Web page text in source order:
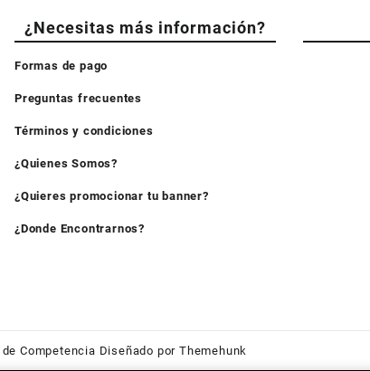
¿Necesitas más información?
Formas de pago
Preguntas frecuentes
Términos y condiciones
¿Quienes Somos?
¿Quieres promocionar tu banner?
¿Donde Encontrarnos?
Competencia Diseñado por Themehunk